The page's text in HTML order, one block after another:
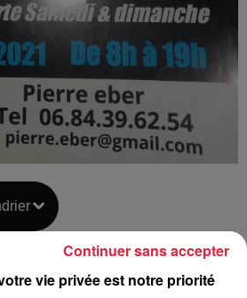
12 juin 2021 à 0h00
vie privée est notre priorité
Continuer sans accepter